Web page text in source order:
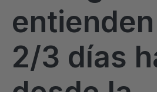
2/3 días